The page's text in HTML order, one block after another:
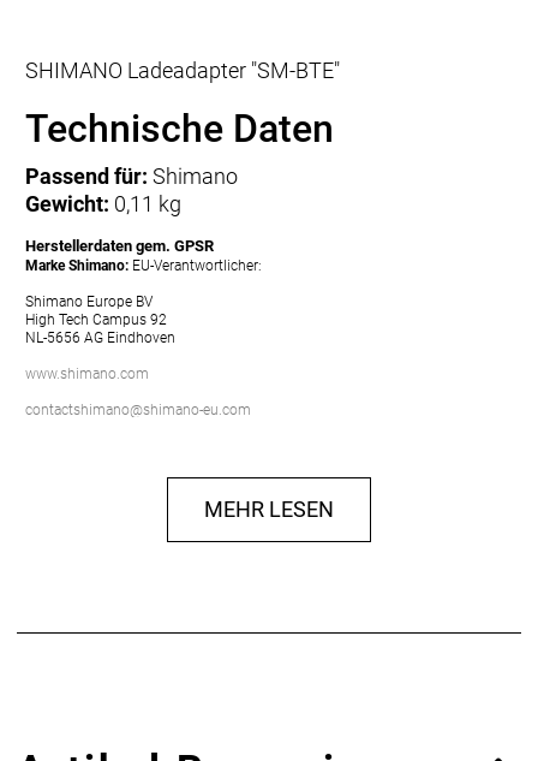
SHIMANO Ladeadapter "SM-BTE"
Technische Daten
Passend für: Shimano
Gewicht: 0,11 kg
Herstellerdaten gem. GPSR
Marke Shimano: EU-Verantwortlicher:
Shimano Europe BV
High Tech Campus 92
NL-5656 AG Eindhoven
www.shimano.com
contactshimano@shimano-eu.com
Japan www.shimano.com
MEHR LESEN